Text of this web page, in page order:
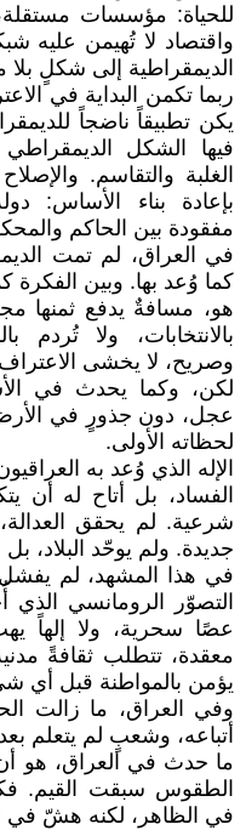
للحياة: مؤسسات
واقتصاد لا تُهيمن عليه
الديمقراطية إلى شكلٍ
ربما تكمن البداية في
يكن تطبيقاً ناضجاً
فيها الشكل
الغلبة والتقاسم.
بإعادة بناء الأساس:
مفقودة بين الحاكم
في العراق، لم تمت
كما وُعد بها. وبين الفكرة
هو، مسافةٌ يدفع ثمنها
بالانتخابات، ولا
وصريح، لا يخشى
لكن، وكما يحدث في
عجل، دون جذورٍ في
لحظاته الأولى.
الإله الذي وُعد به
الفساد، بل أتاح له
شرعية. لم يحقق
جديدة. ولم يوحّد البلاد،
في هذا المشهد، لم
التصوّر الرومانسي
عصًا سحرية، ولا إلهاً
معقدة، تتطلب ثقافةً
يؤمن بالمواطنة قبل أي
وفي العراق، ما زالت
أتباعه، وشعبٍ لم يتعلم
ما حدث في العراق، هو
الطقوس سبقت القيم.
في الظاهر، لكنه هشّ في